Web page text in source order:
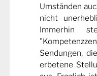
Umständen
nicht
Immerhin
Sendungen,
erbetene